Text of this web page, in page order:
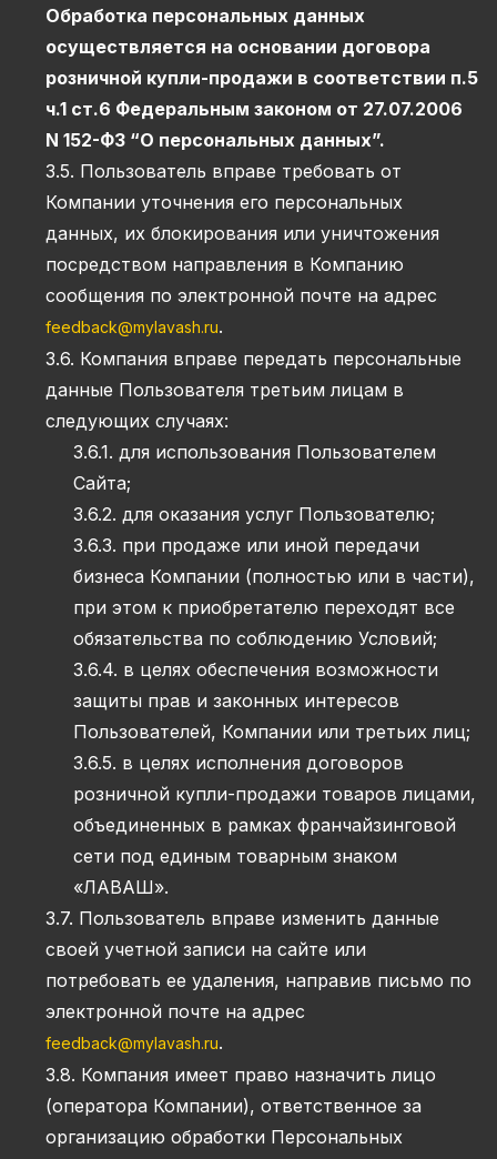
Обработка персональных данных
осуществляется на основании договора
розничной купли-продажи в соответствии п.5
ч.1 ст.6 Федеральным законом от 27.07.2006
N 152-ФЗ “О персональных данных”.
3.5. Пользователь вправе требовать от
Компании уточнения его персональных
данных, их блокирования или уничтожения
посредством направления в Компанию
сообщения по электронной почте на адрес
feedback@mylavash.ru.
3.6. Компания вправе передать персональные
данные Пользователя третьим лицам в
следующих случаях:
3.6.1. для использования Пользователем
Сайта;
3.6.2. для оказания услуг Пользователю;
3.6.3. при продаже или иной передачи
бизнеса Компании (полностью или в части),
при этом к приобретателю переходят все
обязательства по соблюдению Условий;
3.6.4. в целях обеспечения возможности
защиты прав и законных интересов
Пользователей, Компании или третьих лиц;
3.6.5. в целях исполнения договоров
розничной купли-продажи товаров лицами,
объединенных в рамках франчайзинговой
сети под единым товарным знаком
«ЛАВАШ».
3.7. Пользователь вправе изменить данные
своей учетной записи на сайте или
потребовать ее удаления, направив письмо по
электронной почте на адрес
feedback@mylavash.ru.
3.8. Компания имеет право назначить лицо
(оператора Компании), ответственное за
организацию обработки Персональных